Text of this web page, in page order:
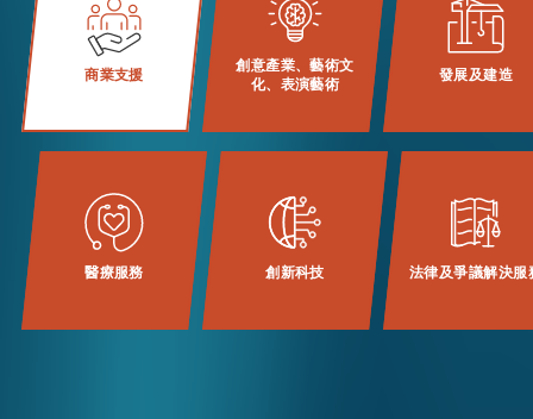
人才支援
就業資訊
在港營商
活動情報
商業支援
創意產業、藝術文
化、表演藝術
發展及建造
醫療服務 創新科技 法律及爭議解決服